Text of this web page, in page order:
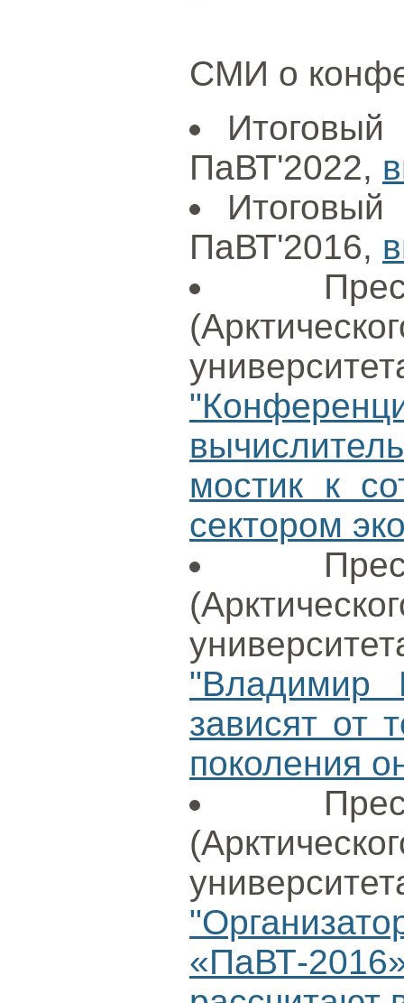
СМИ о
ПаВТ'2022,
ПаВТ'2016,
мостик к
сектором
"Владимир
зависят от
поколения
«ПаВТ-